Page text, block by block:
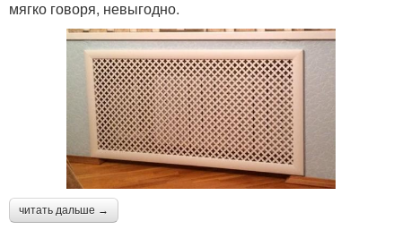
мягко говоря, невыгодно.
читать дальше →